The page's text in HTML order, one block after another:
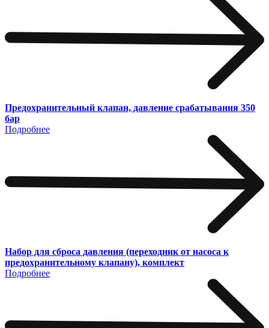
Предохранительный клапан, давление срабатывания 350
бар
Подробнее
Набор для сброса давления (переходник от насоса к
предохранительному клапану), комплект
Подробнее